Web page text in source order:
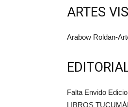
ARTES
Arabow Roldan-
Falta Envido
LIBROS